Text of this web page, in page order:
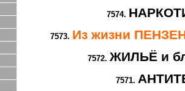
7574.
7573. Из жизни
7572. ЖИЛЬЁ и
7571.